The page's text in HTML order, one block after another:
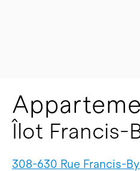
Îlot Francis-
308-630 Rue Francis-